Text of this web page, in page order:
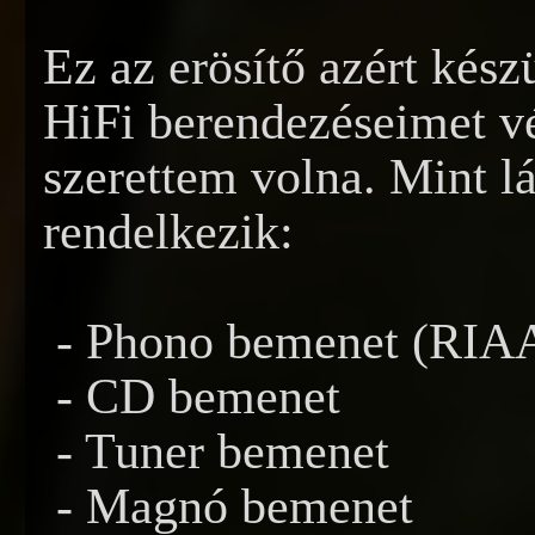
Ez az erösítő azért
HiFi berendezéseimet
szerettem volna. Mint
rendelkezik:
- Phono bemenet
- CD bemenet
- Tuner bemenet
- Magnó bemenet